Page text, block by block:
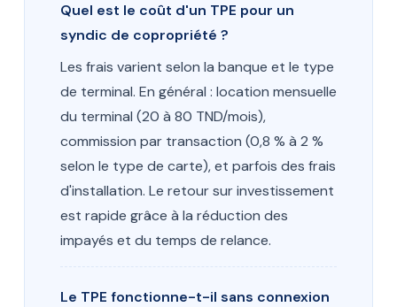
Quel est le coût d'un TPE pour un
syndic de copropriété ?
Les frais varient selon la banque et le type
de terminal. En général : location mensuelle
du terminal (20 à 80 TND/mois),
commission par transaction (0,8 % à 2 %
selon le type de carte), et parfois des frais
d'installation. Le retour sur investissement
est rapide grâce à la réduction des
impayés et du temps de relance.
Le TPE fonctionne-t-il sans connexion